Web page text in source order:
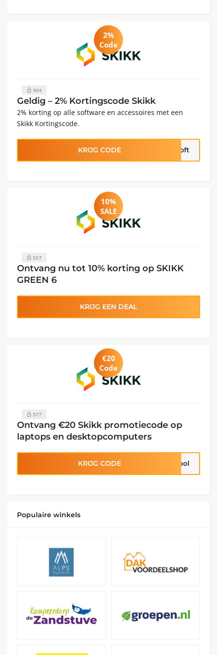
2%
Code
904
Geldig – 2% Kortingscode Skikk
2% korting op alle software en accessoires met een
Skikk Kortingscode.
KRIJG CODE soft
10%
SALE
557
Ontvang nu tot 10% korting op SKIKK
GREEN 6
KRIJG EEN DEAL
€20
Code
577
Ontvang €20 Skikk promotiecode op
laptops en desktopcomputers
KRIJG CODE hool
Populaire winkels